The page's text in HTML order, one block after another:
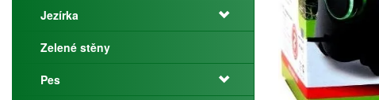
Jezírka
Zelené stěny
Pes